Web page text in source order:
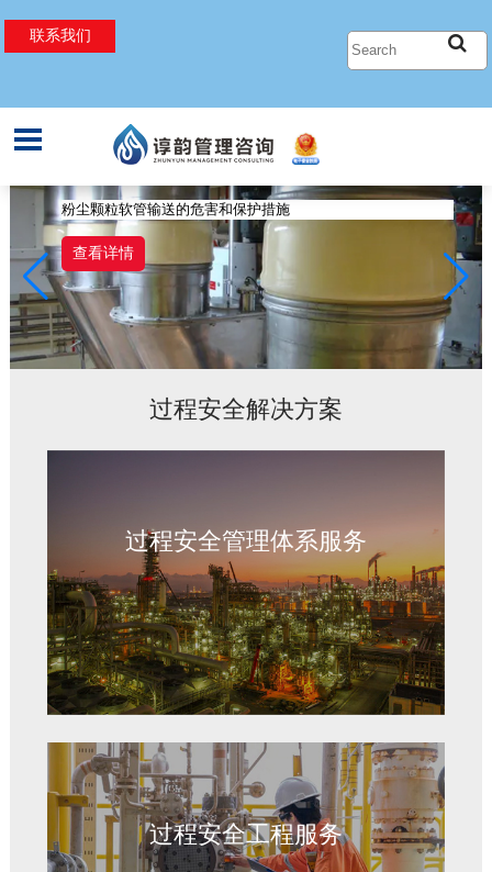
联系我们
过程安全管理
SIL定级和验证
安全要求规格书(SRS)
HAZOP以及LOPA
定量风险评估
OBRA以及厂址选择
根本原因分析
资产完整性管理
过程安全能力评估和人才培养
过程安全绩效指标
过程安全工程
粉尘爆炸
点火源评估
危险区域划分
压力泄放设计
流程模拟和优化
EHS管理
机械安全评估
能源管理
工业卫生
EHS合规性审核
实验室安全管理
EHS以及过程安全培训
粉尘颗粒软管输送的危害和保护措施
查看详情
什么是OBRA？
查看详情
人因分析中的ABC分析法
查看详情
静电的起电和释放
查看详情
粉尘颗粒软管输送的危害和保护措施
查看详情
什么是OBRA？
查看详情
过程安全解决方案
过程安全管理体系服务
过程安全工程服务